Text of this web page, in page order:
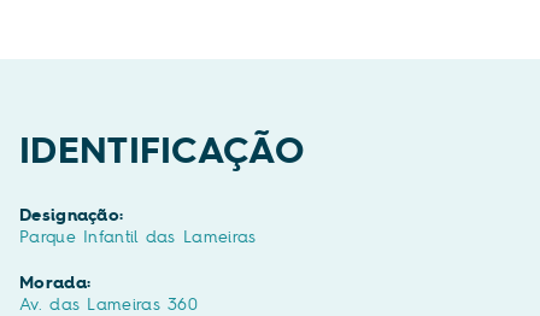
IDENTIFICAÇÃO
Designação:
Parque Infantil das Lameiras
Morada:
Av. das Lameiras 360